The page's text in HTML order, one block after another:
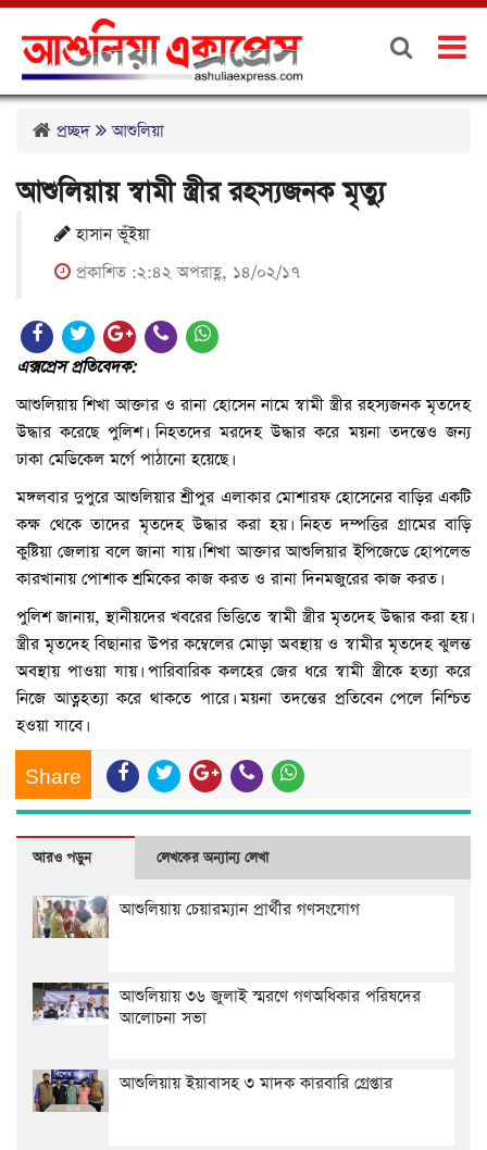
প্রচ্ছদ আশুলিয়া
আশুলিয়ায় স্বামী স্ত্রীর রহস্যজনক মৃত্যু
হাসান ভূঁইয়া
প্রকাশিত :২:৪২ অপরাহ্ণ, ১৪/০২/১৭
এক্সপ্রেস প্রতিবেদক:
আশুলিয়ায় শিখা আক্তার ও রানা হোসেন নামে স্বামী স্ত্রীর রহস্যজনক মৃতদেহ
উদ্ধার করেছে পুলিশ। নিহতদের মরদেহ উদ্ধার করে ময়না তদন্তেও জন্য
ঢাকা মেডিকেল মর্গে পাঠানো হয়েছে।
মঙ্গলবার দুপুরে আশুলিয়ার শ্রীপুর এলাকার মোশারফ হোসেনের বাড়ির একটি
কক্ষ থেকে তাদের মৃতদেহ উদ্ধার করা হয়। নিহত দম্পত্তির গ্রামের বাড়ি
কুষ্টিয়া জেলায় বলে জানা যায়। শিখা আক্তার আশুলিয়ার ইপিজেডে হোপলেন্ড
কারখানায় পোশাক শ্রমিকের কাজ করত ও রানা দিনমজুরের কাজ করত।
পুলিশ জানায়, স্থানীয়দের খবরের ভিত্তিতে স্বামী স্ত্রীর মৃতদেহ উদ্ধার করা হয়।
স্ত্রীর মৃতদেহ বিছানার উপর কম্বেলের মোড়া অবস্থায় ও স্বামীর মৃতদেহ ঝুলন্ত
অবস্থায় পাওয়া যায়। পারিবারিক কলহের জের ধরে স্বামী স্ত্রীকে হত্যা করে
নিজে আত্নহত্যা করে থাকতে পারে। ময়না তদন্তের প্রতিবেন পেলে নিশ্চিত
হওয়া যাবে।
Share
আরও পড়ুন লেখকের অন্যান্য লেখা
আশুলিয়ায় চেয়ারম্যান প্রার্থীর গণসংযোগ
আশুলিয়ায় ৩৬ জুলাই স্মরণে গণঅধিকার পরিষদের
আলোচনা সভা
আশুলিয়ায় ইয়াবাসহ ৩ মাদক কারবারি গ্রেপ্তার